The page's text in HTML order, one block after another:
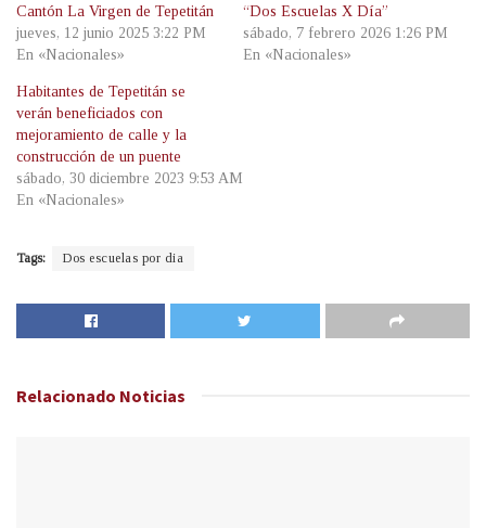
Cantón La Virgen de Tepetitán
jueves, 12 junio 2025 3:22 PM
En «Nacionales»
“Dos Escuelas X Día”
sábado, 7 febrero 2026 1:26 PM
En «Nacionales»
Habitantes de Tepetitán se
verán beneficiados con
mejoramiento de calle y la
construcción de un puente
sábado, 30 diciembre 2023 9:53 AM
En «Nacionales»
Tags: Dos escuelas por dia
Relacionado Noticias